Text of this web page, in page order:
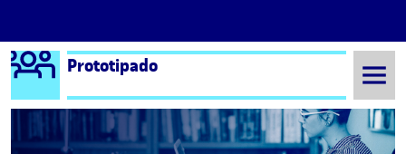
Saltar al contenido
Logo Ágora
Prototipado